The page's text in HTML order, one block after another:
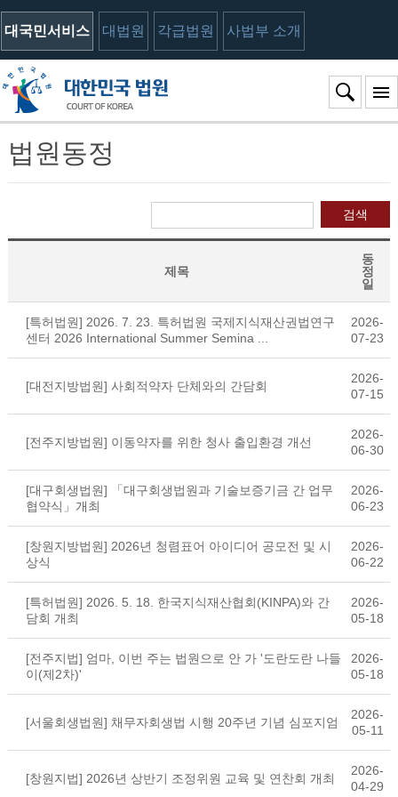
대국민서비스 대법원 각급법원 사법부 소개
법원동정
검색
제목
동
정
일
[특허법원] 2026. 7. 23. 특허법원 국제지식재산권법연구
센터 2026 International Summer Semina ...
2026-
07-23
[대전지방법원] 사회적약자 단체와의 간담회
2026-
07-15
[전주지방법원] 이동약자를 위한 청사 출입환경 개선
2026-
06-30
[대구회생법원] 「대구회생법원과 기술보증기금 간 업무
협약식」개최
2026-
06-23
[창원지방법원] 2026년 청렴표어 아이디어 공모전 및 시
상식
2026-
06-22
[특허법원] 2026. 5. 18. 한국지식재산협회(KINPA)와 간
담회 개최
2026-
05-18
[전주지법] 엄마, 이번 주는 법원으로 안 가 '도란도란 나들
이(제2차)'
2026-
05-18
[서울회생법원] 채무자회생법 시행 20주년 기념 심포지엄
2026-
05-11
[창원지법] 2026년 상반기 조정위원 교육 및 연찬회 개최
2026-
04-29